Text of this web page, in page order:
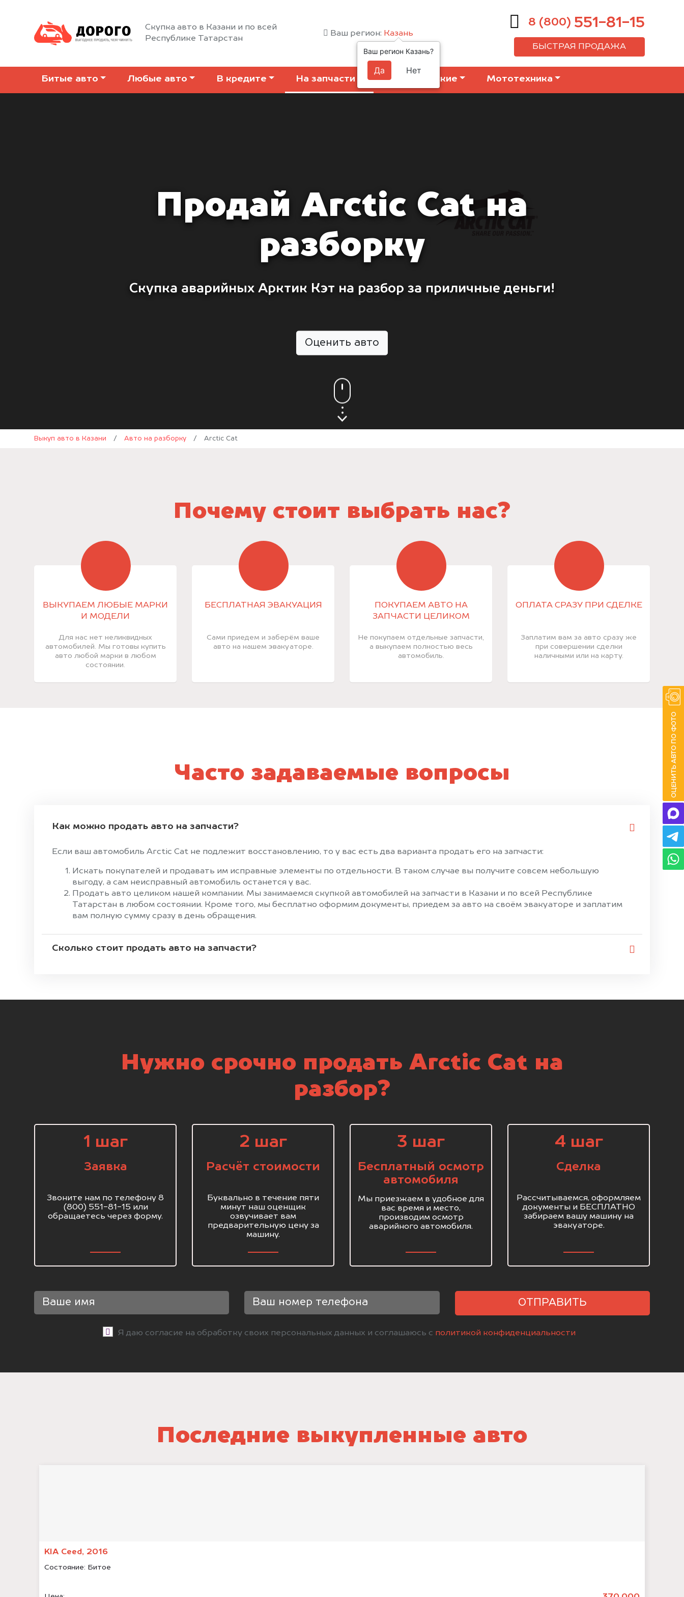
Скупка авто в Казани и по всей
Республике Татарстан
Ваш регион: Казань
8 (800) 551-81-15
БЫСТРАЯ ПРОДАЖА
Битые авто Любые авто В кредите На запчасти Коммерческие Мототехника
Продай Arctic Cat на
разборку
Скупка аварийных Арктик Кэт на разбор за приличные деньги!
Оценить авто
Выкуп авто в Казани / Авто на разборку / Arctic Cat
Почему стоит выбрать нас?
ВЫКУПАЕМ ЛЮБЫЕ МАРКИ
И МОДЕЛИ
Для нас нет неликвидных
автомобилей. Мы готовы купить
авто любой марки в любом
состоянии.
БЕСПЛАТНАЯ ЭВАКУАЦИЯ
Сами приедем и заберём ваше
авто на нашем эвакуаторе.
ПОКУПАЕМ АВТО НА
ЗАПЧАСТИ ЦЕЛИКОМ
Не покупаем отдельные запчасти,
а выкупаем полностью весь
автомобиль.
ОПЛАТА СРАЗУ ПРИ СДЕЛКЕ
Заплатим вам за авто сразу же
при совершении сделки
наличными или на карту.
Часто задаваемые вопросы
Как можно продать авто на запчасти?
Если ваш автомобиль Arctic Cat не подлежит восстановлению, то у вас есть два варианта продать его на запчасти:
Искать покупателей и продавать им исправные элементы по отдельности. В таком случае вы получите совсем небольшую
выгоду, а сам неисправный автомобиль останется у вас.
Продать авто целиком нашей компании. Мы занимаемся скупкой автомобилей на запчасти в Казани и по всей Республике
Татарстан в любом состоянии. Кроме того, мы бесплатно оформим документы, приедем за авто на своём эвакуаторе и заплатим
вам полную сумму сразу в день обращения.
Сколько стоит продать авто на запчасти?
Нужно срочно продать Arctic Cat на
разбор?
1 шаг
Заявка
Звоните нам по телефону 8
(800) 551-81-15 или
обращаетесь через форму.
2 шаг
Расчёт стоимости
Буквально в течение пяти
минут наш оценщик
озвучивает вам
предварительную цену за
машину.
3 шаг
Бесплатный осмотр
автомобиля
Мы приезжаем в удобное для
вас время и место,
производим осмотр
аварийного автомобиля.
4 шаг
Сделка
Рассчитываемся, оформляем
документы и БЕСПЛАТНО
забираем вашу машину на
эвакуаторе.
ОТПРАВИТЬ
Я даю согласие на обработку своих персональных данных и соглашаюсь с политикой конфиденциальности
Последние выкупленные авто
KIA Ceed, 2016
Состояние: Битое
Ваш регион Казань?
Да Нет